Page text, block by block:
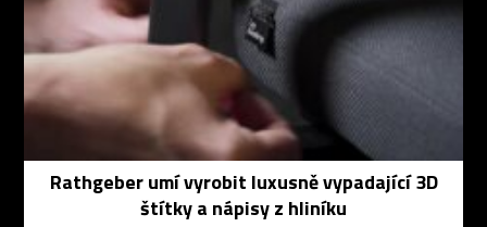
Rathgeber umí vyrobit luxusně vypadající 3D
štítky a nápisy z hliníku